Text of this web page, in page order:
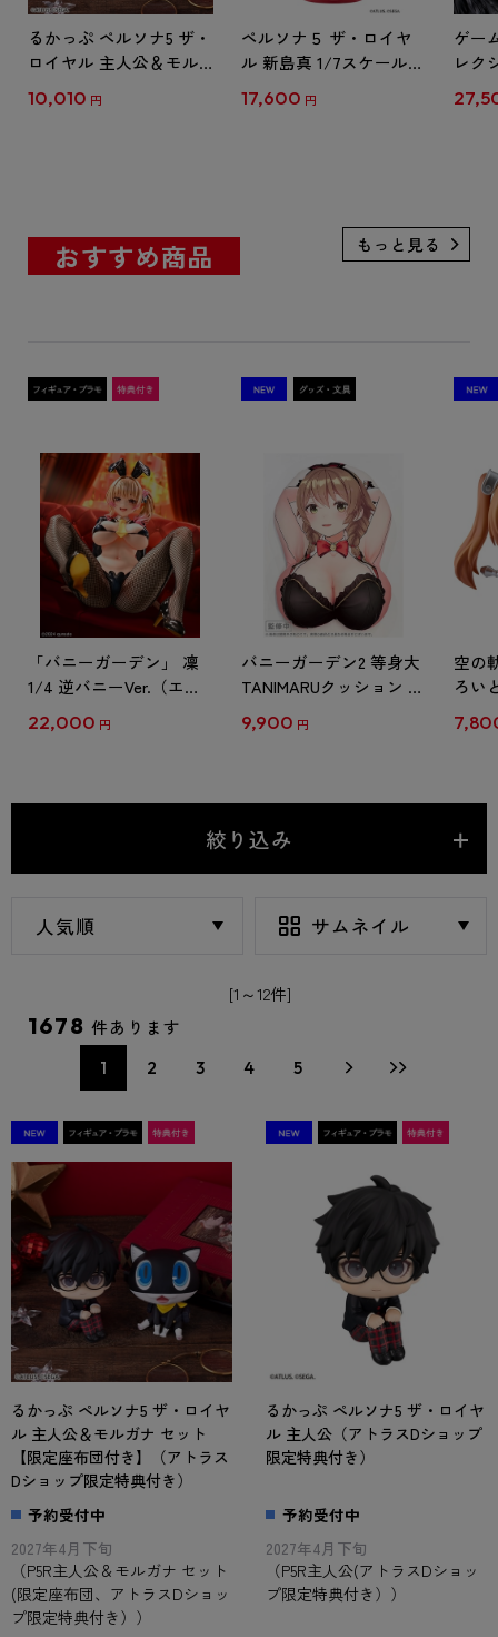
るかっぷ ペルソナ5 ザ・
ロイヤル 主人公＆モル
団付き】（アトラスDシ
10,010 円
ペルソナ５ ザ・ロイヤ
ル 新島真 1/7スケールフ
17,600 円
ゲー
レク
おすすめ商品
「バニーガーデン」 凜
1/4 逆バニーVer.（エビ
22,000 円
バニーガーデン2 等身大
TANIMARUクッション 花
9,900 円
空の
ろい
特典
絞り込み
[1～12件]
1678 件あります
1 2 3 4 5
るかっぷ ペルソナ5 ザ・ロイヤ
ル 主人公＆モルガナ セット
【限定座布団付き】（アトラス
Dショップ限定特典付き）
予約受付中
2027年4月下旬
（P5R主人公＆モルガナ セット
(限定座布団、アトラスDショッ
プ限定特典付き））
るかっぷ ペルソナ5 ザ・ロイヤ
ル 主人公（アトラスDショップ
限定特典付き）
予約受付中
2027年4月下旬
（P5R主人公(アトラスDショッ
プ限定特典付き））